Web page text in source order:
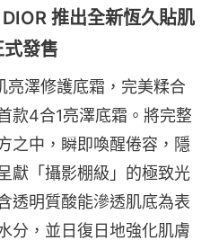
推出全新恆久貼肌
發售
亮澤修護底霜，完美糅合
款4合1亮澤底霜。將完整
之中，瞬即喚醒倦容，隱
獻「攝影棚級」的極致光
透明質酸能滲透肌底為表
分，並日復日地強化肌膚